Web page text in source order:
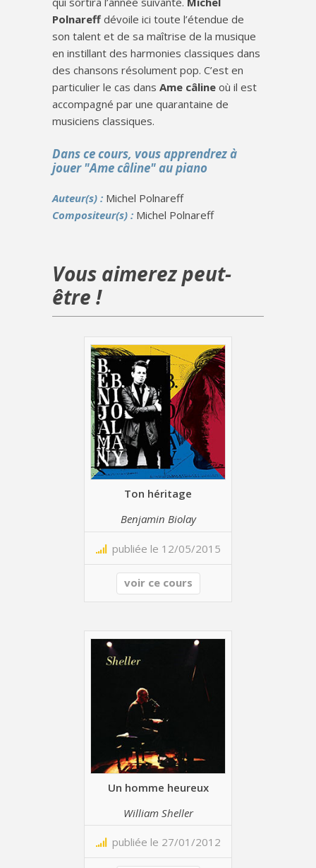
Polnareff dévoile ici toute l’étendue de
son talent et de sa maîtrise de la musique
en instillant des harmonies classiques dans
des chansons résolument pop. C’est en
particulier le cas dans Ame câline où il est
accompagné par une quarantaine de
musiciens classiques.
Dans ce cours, vous apprendrez à
jouer "Ame câline" au piano
Auteur(s) : Michel Polnareff
Compositeur(s) : Michel Polnareff
Vous aimerez peut-
être !
Ton héritage
Benjamin Biolay
publiée le 12/05/2015
voir ce cours
Un homme heureux
William Sheller
publiée le 27/01/2012